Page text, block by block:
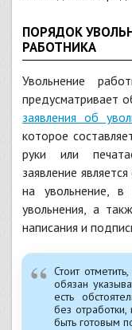
ПОРЯДОК
РАБОТНИКА
Увольнение
предусматривает
заявления об
которое
руки или
заявление
на увольнение,
увольнения, а
написания и
Стоит
обязан
есть
без
быть готовым